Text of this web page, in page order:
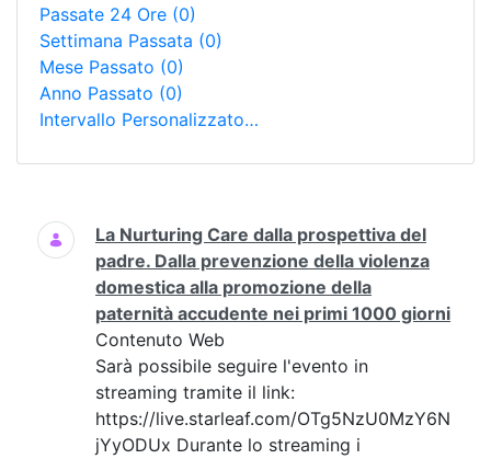
Passate 24 Ore (0)
Settimana Passata (0)
Mese Passato (0)
Anno Passato (0)
Intervallo Personalizzato…
Ricerca
La Nurturing Care dalla prospettiva del
padre. Dalla prevenzione della violenza
domestica alla promozione della
paternità accudente nei primi 1000 giorni
Contenuto Web
Sarà possibile seguire l'evento in
streaming tramite il link:
https://live.starleaf.com/OTg5NzU0MzY6N
jYyODUx Durante lo streaming i